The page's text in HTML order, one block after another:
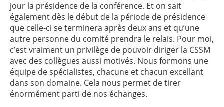
jour la présidence de la conférence. Et on sait
également dès le début de la période de présidence
que celle-ci se terminera après deux ans et qu’une
autre personne du comité prendra le relais. Pour moi,
c’est vraiment un privilège de pouvoir diriger la CSSM
avec des collègues aussi motivés. Nous formons une
équipe de spécialistes, chacune et chacun excellant
dans son domaine. Cela nous permet de tirer
énormément parti de nos échanges.